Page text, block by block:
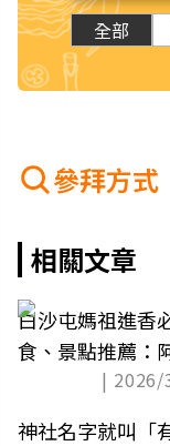
全部
參拜方式
相關文章
白沙屯媽祖進香
食、景點推薦：
| 2026/
神社名字就叫「